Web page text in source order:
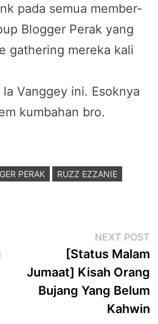
pada semua member-
Blogger Perak yang
gathering mereka kali
Vanggey ini. Esoknya
kumbahan bro.
PERAK
RUZZ EZZANIE
NEXT POST
[Status Malam
Jumaat] Kisah Orang
Bujang Yang Belum
Kahwin